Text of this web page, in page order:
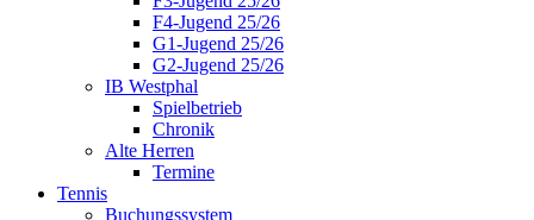
F4-Jugend 25/26
G1-Jugend 25/26
G2-Jugend 25/26
IB Westphal
Spielbetrieb
Chronik
Alte Herren
Termine
Tennis
Buchungssystem